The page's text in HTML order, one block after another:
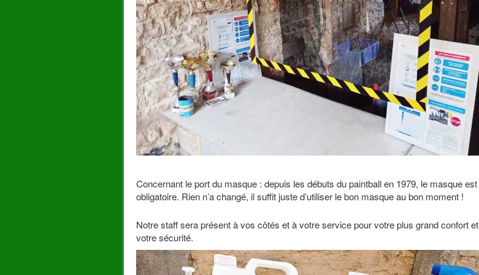
Concernant le port du masque : depuis les débuts du paintball en 1979, le masque est
obligatoire. Rien n’a changé, il suffit juste d’utiliser le bon masque au bon moment !
Notre staff sera présent à vos côtés et à votre service pour votre plus grand confort et
votre sécurité.